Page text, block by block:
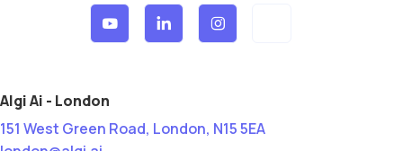
Algi Ai - London
151 West Green Road, London, N15 5EA